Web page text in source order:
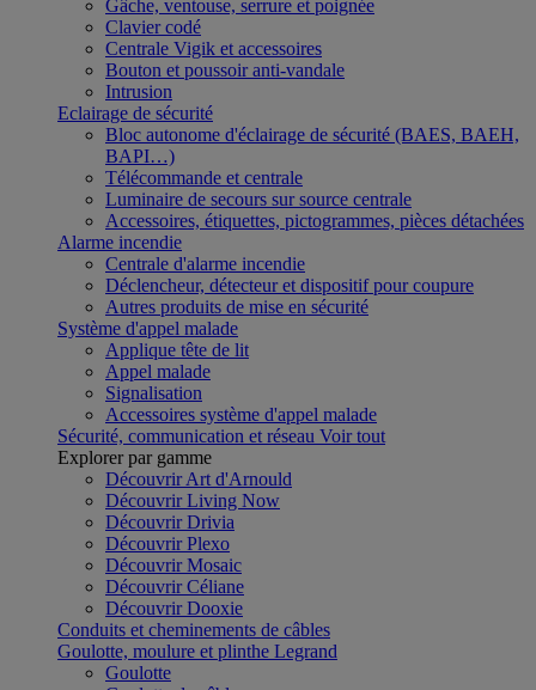
Gâche, ventouse, serrure et poignée
Clavier codé
Centrale Vigik et accessoires
Bouton et poussoir anti-vandale
Intrusion
Eclairage de sécurité
Bloc autonome d'éclairage de sécurité (BAES, BAEH,
BAPI…)
Télécommande et centrale
Luminaire de secours sur source centrale
Accessoires, étiquettes, pictogrammes, pièces détachées
Alarme incendie
Centrale d'alarme incendie
Déclencheur, détecteur et dispositif pour coupure
Autres produits de mise en sécurité
Système d'appel malade
Applique tête de lit
Appel malade
Signalisation
Accessoires système d'appel malade
Sécurité, communication et réseau Voir tout
Explorer par gamme
Découvrir Art d'Arnould
Découvrir Living Now
Découvrir Drivia
Découvrir Plexo
Découvrir Mosaic
Découvrir Céliane
Découvrir Dooxie
Conduits et cheminements de câbles
Goulotte, moulure et plinthe Legrand
Goulotte